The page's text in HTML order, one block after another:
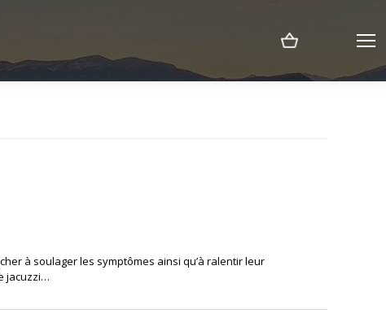
à soulager les symptômes ainsi qu’à ralentir leur
jacuzzi…